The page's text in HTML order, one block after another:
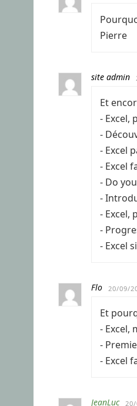
Pierre
site admin
Et
- Excel,
-
- Excel
- Excel
- Do
-
- Excel,
-
- Excel
Flo 20/09/
Et
- Excel,
-
- Excel
JeanLuc